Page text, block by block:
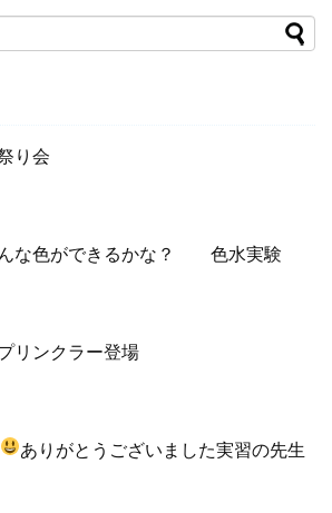
り会
な色ができるかな？ 色水実験
リンクラー登場
ありがとうございました実習の先生